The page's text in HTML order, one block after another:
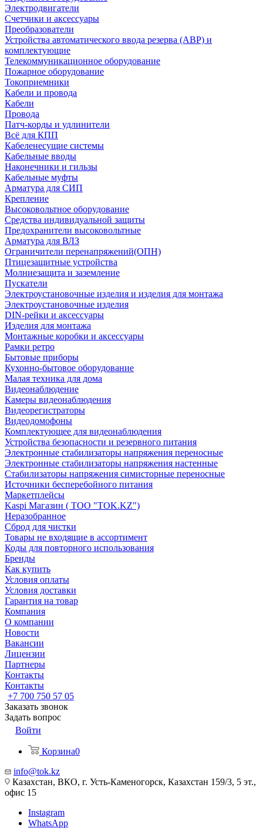
Электродвигатели
Счетчики и аксессуары
Преобразователи
Устройства автоматического ввода резерва (АВР) и
комплектующие
Телекоммуникационное оборудование
Пожарное оборудование
Токоприемники
Кабели и провода
Кабели
Провода
Патч-корды и удлинители
Всё для КПП
Кабеленесущие системы
Кабельные вводы
Наконечники и гильзы
Кабельные муфты
Арматура для СИП
Крепление
Высоковольтное оборудование
Средства индивидуальной защиты
Предохранители высоковольтные
Арматура для ВЛЗ
Ограничители перенапряжений(ОПН)
Птицезащитные устройства
Молниезащита и заземление
Пускатели
Электроустановочные изделия и изделия для монтажа
Электроустановочные изделия
DIN-рейки и аксессуары
Изделия для монтажа
Монтажные коробки и аксессуары
Рамки ретро
Бытовые приборы
Кухонно-бытовое оборудование
Малая техника для дома
Видеонаблюдение
Камеры видеонаблюдения
Видеорегистраторы
Видеодомофоны
Комплектующее для видеонаблюдения
Устройства безопасности и резервного питания
Электронные стабилизаторы напряжения переносные
Электронные стабилизаторы напряжения настенные
Стабилизаторы напряжения симисторные переносные
Источники бесперебойного питания
Маркетплейсы
Kaspi Магазин ( ТОО "TOK.KZ")
Неразобранное
Сброд для чистки
Товары не входящие в ассортимент
Коды для повторного использования
Бренды
Как купить
Условия оплаты
Условия доставки
Гарантия на товар
Компания
О компании
Новости
Вакансии
Лицензии
Партнеры
Контакты
Контакты
+7 700 750 57 05
Заказать звонок
Задать вопрос
Войти
Корзина0
info@tok.kz
Казахстан, ВКО, г. Усть-Каменогорск, Казахстан 159/3, 5 эт.,
офис 15
Instagram
WhatsApp